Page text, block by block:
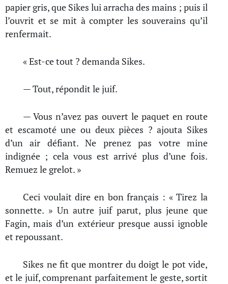
papier gris, que Sikes lui arracha des mains ; puis il
l’ouvrit et se mit à compter les souverains qu’il
renfermait.
« Est-ce tout ? demanda Sikes.
— Tout, répondit le juif.
— Vous n’avez pas ouvert le paquet en route
et escamoté une ou deux pièces ? ajouta Sikes
d’un air défiant. Ne prenez pas votre mine
indignée ; cela vous est arrivé plus d’une fois.
Remuez le grelot. »
Ceci voulait dire en bon français : « Tirez la
sonnette. » Un autre juif parut, plus jeune que
Fagin, mais d’un extérieur presque aussi ignoble
et repoussant.
Sikes ne fit que montrer du doigt le pot vide,
et le juif, comprenant parfaitement le geste, sortit